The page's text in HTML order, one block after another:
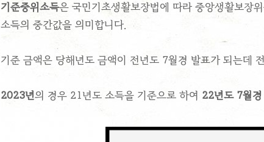
기준중위소득은 국민기초생활보장법에 따라 중앙생활보장
소득의 중간값을 의미합니다.
기준 금액은 당해년도 금액이 전년도 7월경 발표가 되는데
2023년의 경우 21년도 소득을 기준으로 하여 22년도 7월